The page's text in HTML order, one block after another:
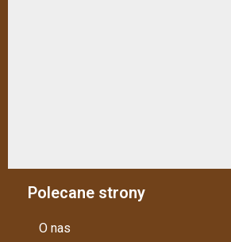
Polecane strony
O nas